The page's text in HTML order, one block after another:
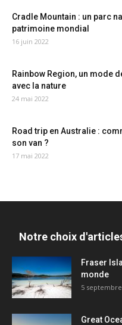
Cradle Mountain : un parc
patrimoine mondial
16 juin 2022
Rainbow Region, un mode
avec la nature
24 mai 2022
Road trip en Australie :
son van ?
17 mai 2022
Notre choix
Fraser
monde
5 septembre
Great